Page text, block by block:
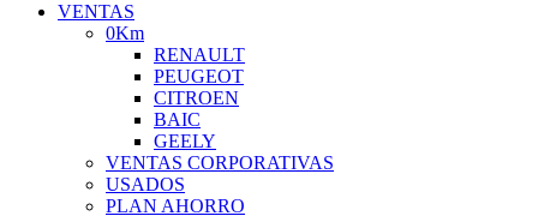
VENTAS
0Km
RENAULT
PEUGEOT
CITROEN
BAIC
GEELY
VENTAS CORPORATIVAS
USADOS
PLAN AHORRO